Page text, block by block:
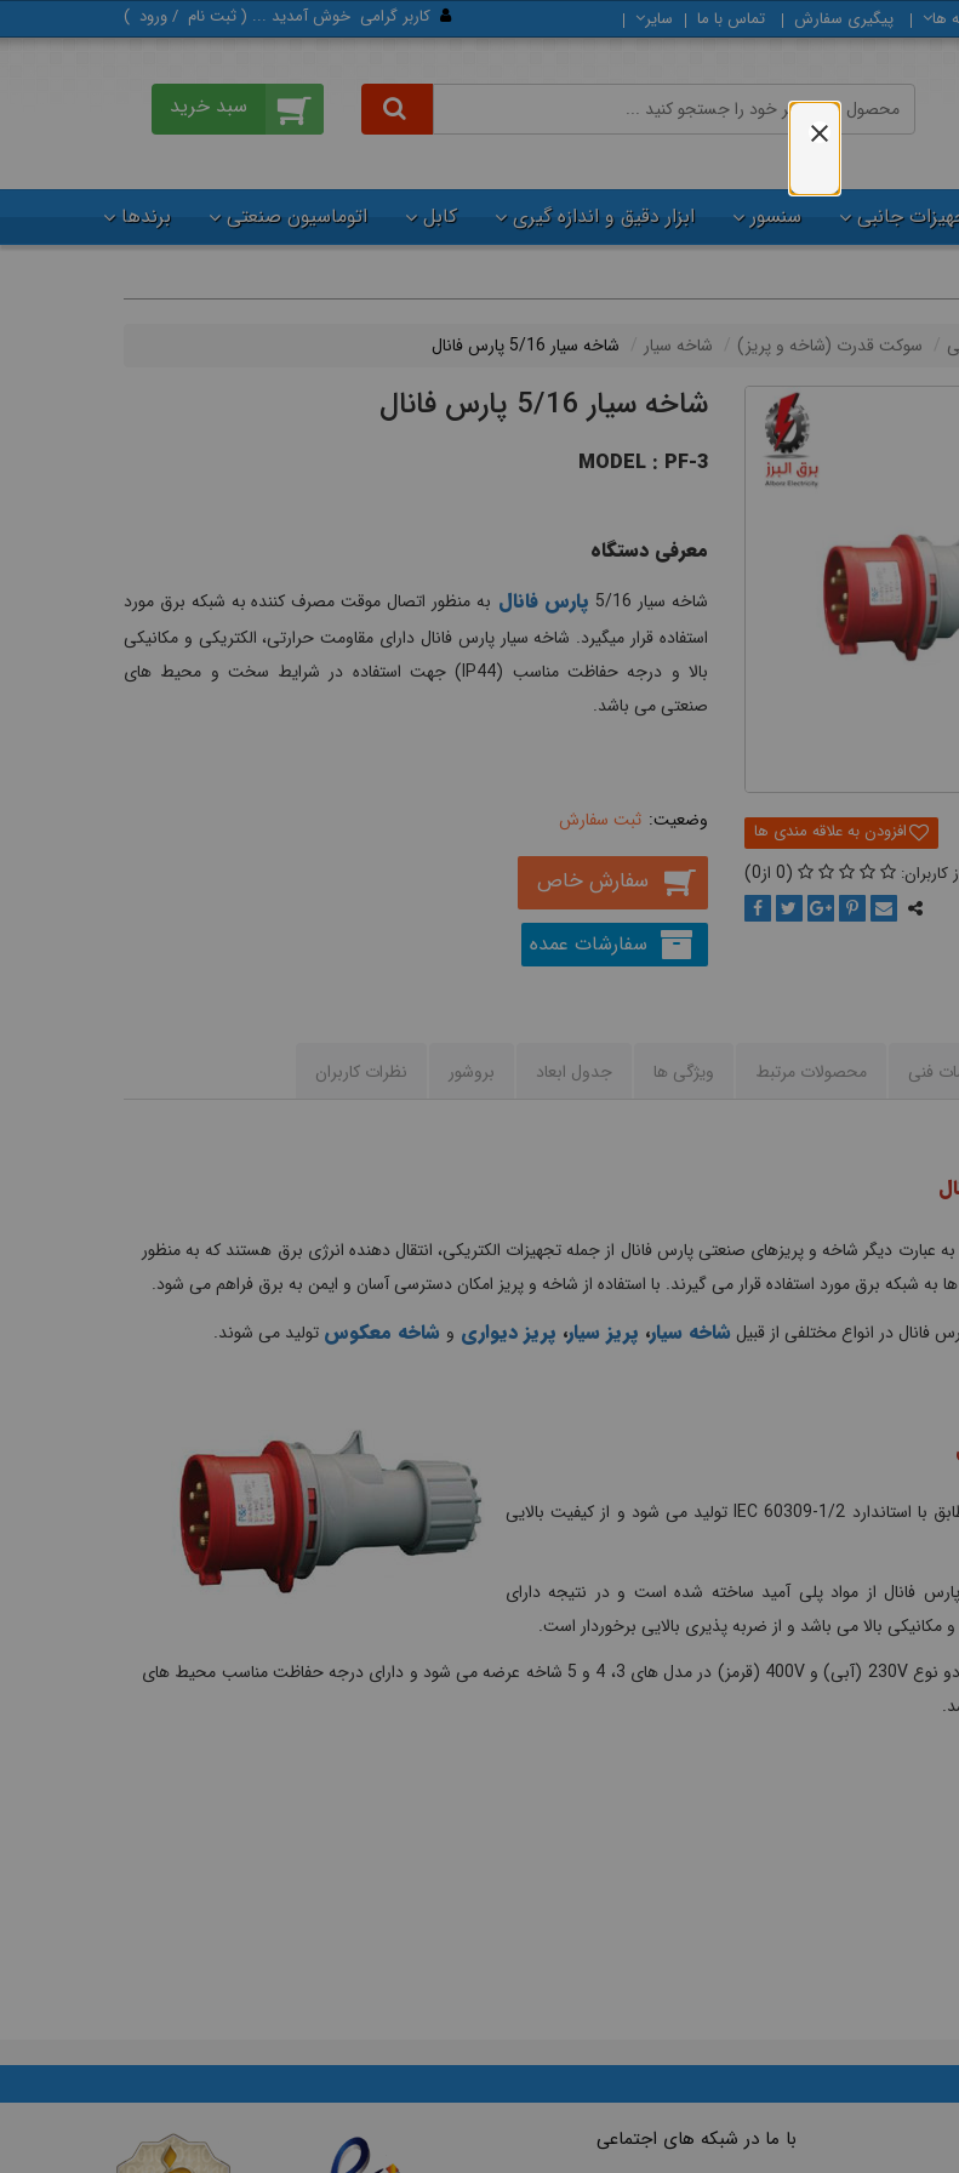
ها پیگیری سفارش تماس با ما سایر کاربر گرامی خوش آمدید ... (ثبت‌ نام /ورود )
جانبی سنسور ابزار دقیق و اندازه گیری کابل اتوماسیون صنعتی برندها
سوكت قدرت (شاخه و پريز) شاخه سیار شاخه سیار 5/16 پارس فانال
0
0
شاخه سیار 5/16 پارس فانال
MODEL : PF-3
معرفی دستگاه
شاخه سیار 5/16 پارس فانال به منظور اتصال موقت مصرف کننده به شبکه برق مورد
استفاده قرار میگیرد. شاخه سیار پارس فانال دارای مقاومت حرارتی، الکتریکی و مکانیکی
بالا و درجه حفاظت مناسب (IP44) جهت استفاده در شرایط سخت و محیط های
صنعتی می باشد.
ثبت سفارش
سفارش خاص
سفارشات عمده
فنی محصولات مرتبط ويژگی ها جدول ابعاد بروشور نظرات کاربران
عبارت دیگر شاخه و پریزهای صنعتی پارس فانال از جمله تجهیزات الکتریکی، انتقال دهنده انرژی برق هستند که به منظور
به شبکه برق مورد استفاده قرار می گیرند. با استفاده از شاخه و پریز امکان دسترسی آسان و ایمن به برق فراهم می شود.
فانال در انواع مختلفی از قبیلشاخه سیار، پریز سیار، پریز دیواری و شاخه معکوس تولید می شوند.
شاخه سیار پارس فانال مطابق با استاندارد IEC 60309-1/2 تولید می شود و از کیفیت بالایی
فانال از مواد پلی آمید ساخته شده است و در نتیجه دارای
مکانیکی بالا می باشد و از ضربه پذیری بالایی برخوردار است.
شاخه سیار پارس فانال در دو نوع 230V (آبی) و 400V (قرمز) در مدل های 3، 4 و 5 شاخه عرضه می شود و دارای درجه حفاظت مناسب محیط های
با ما در شبکه های اجتماعی